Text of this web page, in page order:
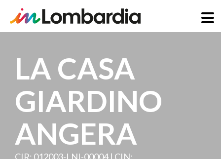
LA CASA
GIARDINO
ANGERA
CIR: 012003-LNI-00004 | CIN: